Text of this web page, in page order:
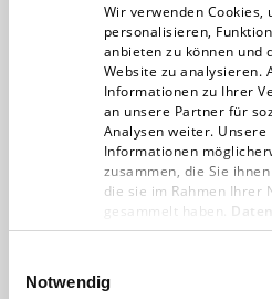
Wir verwenden Cookies,
personalisieren,
anbieten zu können und
Website zu analysieren.
Informationen zu Ihrer
an unsere Partner für
Analysen weiter.
Informationen
zusammen, die Sie
die sie im Rahmen Ihrer
gesammelt haben.
Impressum
NotwendigVom Holzschnitt